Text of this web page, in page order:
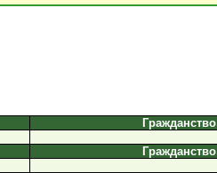
Гражданство
Гражданство